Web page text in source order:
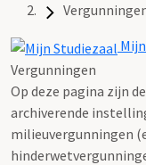
Vergunningen
Op deze pagina zijn
archiverende
milieuvergunningen